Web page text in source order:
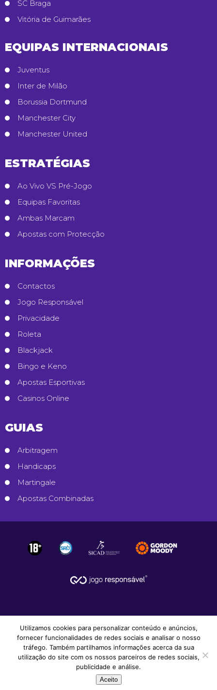
SC Braga
Vitória de Guimarães
EQUIPAS INTERNACIONAIS
Juventus
Inter de Milão
Borussia Dortmund
Manchester City
Manchester United
ESTRATÉGIAS
Ao Vivo VS Pré-Jogo
Equipas Favoritas
Ambas Marcam
Apostas com Protecção
INFORMAÇÕES
Contactos
Jogo Responsável
Privacidade
Roleta
Blackjack
Bingo e Keno
Apostas Esportivas
Casinos Online
GUIAS
Arbitragem
Handicaps
Martingale
Apostas Combinadas
© 2008-2026Apostas Desportivas.
Todos os Direitos Reservados.
Utilizamos cookies para personalizar conteúdo e anúncios,
fornecer funcionalidades de redes sociais e analisar o nosso
tráfego. Também partilhamos informações acerca da sua
utilização do site com os nossos parceiros de redes sociais,
publicidade e análise.
Aceito